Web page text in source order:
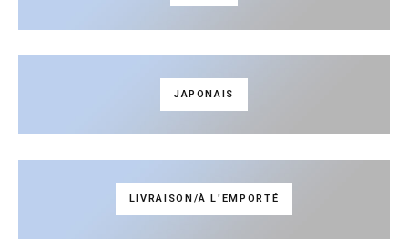
JAPONAIS
LIVRAISON/À L'EMPORTÉ